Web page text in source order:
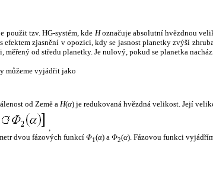
použit tzv. HG-systém, kde Hoznačuje absolutní hvězdnou
efektem zjasnění v opozici, kdy se jasnost planetky zvýší
měřený od středu planetky. Je nulový, pokud se planetka
můžeme vyjádřit jako
od Země aH(α) je redukovaná hvězdná velikost. Její
,
dvou fázových funkcí Φ1(α) a Φ2(α). Fázovou funkci